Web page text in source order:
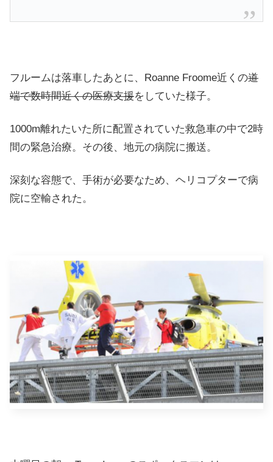
フルームは落車したあとに、 Roanne Froome近くの道
端で数時間近くの医療支援をしていた様子。
1000m離れたいた所に配置されていた救急車の中で2時
間の緊急治療。その後、地元の病院に搬送。
深刻な容態で、手術が必要なため、ヘリコプターで病
院に空輸された。